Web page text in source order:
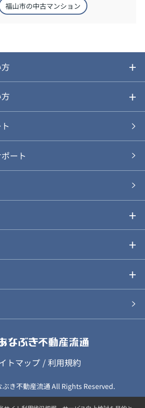
福山市の中古マンション
ト・デメリット
で見る
ポート
ート
メント基本方針
針
て
情報取扱について
トマップ /利用規約
き不動産流通 All Rights Reserved.